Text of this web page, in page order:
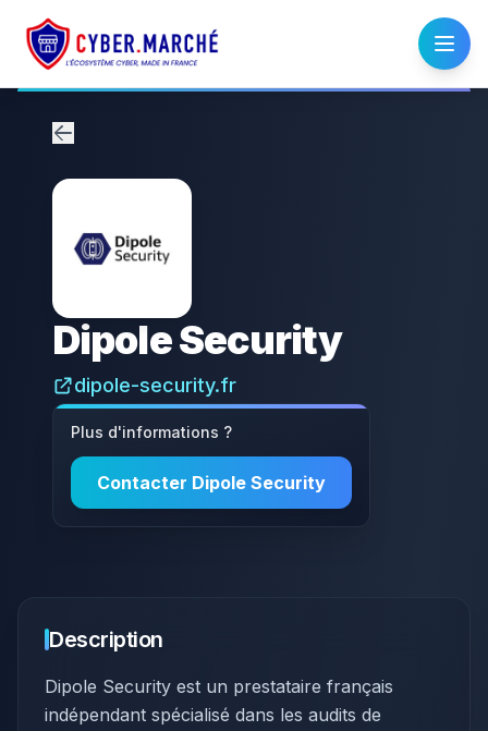
Dipole Security
dipole-security.fr
Plus d'informations ?
Contacter Dipole Security
Description
Dipole Security est un prestataire français
indépendant spécialisé dans les audits de